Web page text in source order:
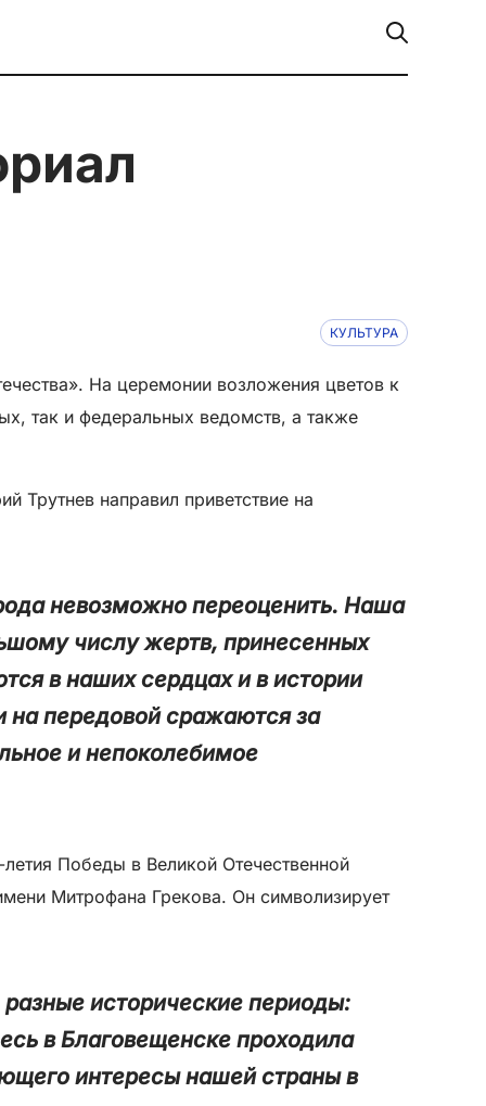
КУЛЬТУРА
На церемонии возложения цветов к
так и федеральных ведомств, а также
Трутнев направил приветствие на
невозможно переоценить. Наша
числу жертв, принесенных
в наших сердцах и в истории
на передовой сражаются за
и непоколебимое
Победы в Великой Отечественной
Митрофана Грекова. Он символизирует
исторические периоды:
в Благовещенске проходила
интересы нашей страны в